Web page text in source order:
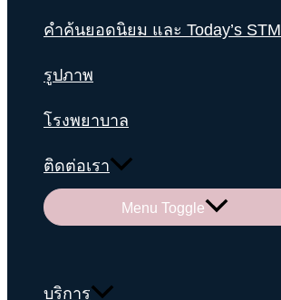
คำค้นยอดนิยม และ Today’s STM
รูปภาพ
โรงพยาบาล
ติดต่อเรา
Menu Toggle
บริการ